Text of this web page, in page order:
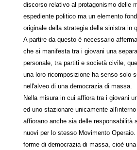
discorso relativo al protagonismo delle
espediente politico ma un elemento
originale della strategia della sinistra in
A partire da questo è necessario
che si manifesta tra i giovani una
personale, tra partiti e società civile,
una loro ricomposizione ha senso solo
nell'alveo di una democrazia di massa.
Nella misura in cui affiora tra i giovani
ed uno stazionare unicamente all'interno
affiorano anche sia delle responsabilità
nuovi per lo stesso Movimento
forme di democrazia di massa, cioè